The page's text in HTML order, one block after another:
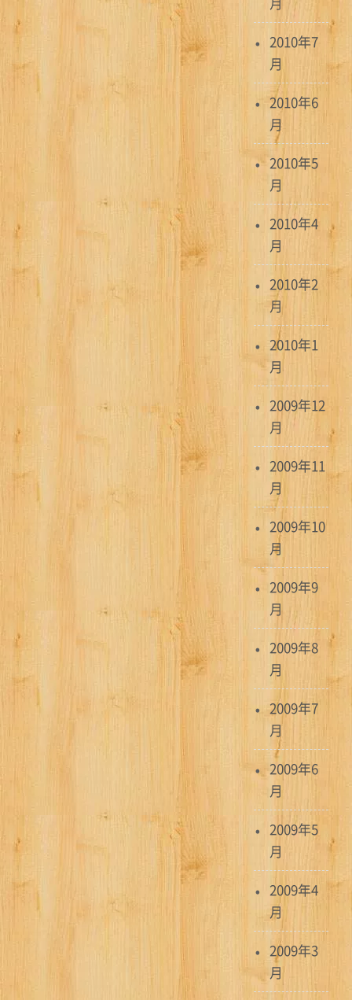
2010年7
月
2010年6
月
2010年5
月
2010年4
月
2010年2
月
2010年1
月
2009年12
月
2009年11
月
2009年10
月
2009年9
月
2009年8
月
2009年7
月
2009年6
月
2009年5
月
2009年4
月
2009年3
月